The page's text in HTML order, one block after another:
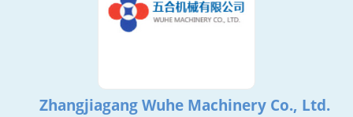
Zhangjiagang Wuhe Machinery Co., Ltd.